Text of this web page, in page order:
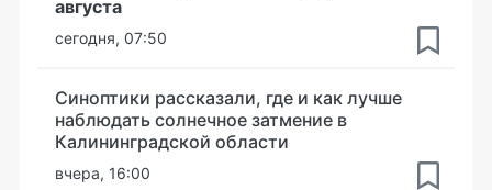
августа
сегодня, 07:50
Синоптики рассказали, где и как лучше
наблюдать солнечное затмение в
Калининградской области
вчера, 16:00